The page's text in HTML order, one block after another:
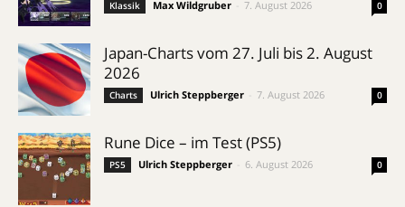
Klassik Max Wildgruber 7. August 2026 0
Japan-Charts vom 27. Juli bis 2. August
2026
Charts Ulrich Steppberger 7. August 2026 0
Rune Dice – im Test (PS5)
PS5 Ulrich Steppberger 6. August 2026 0